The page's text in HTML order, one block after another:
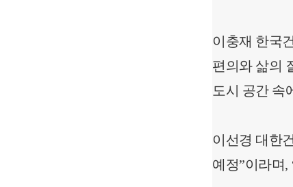
이충재 한국
편의와 삶의
도시 공간 속
이선경 대한
예정”이라며